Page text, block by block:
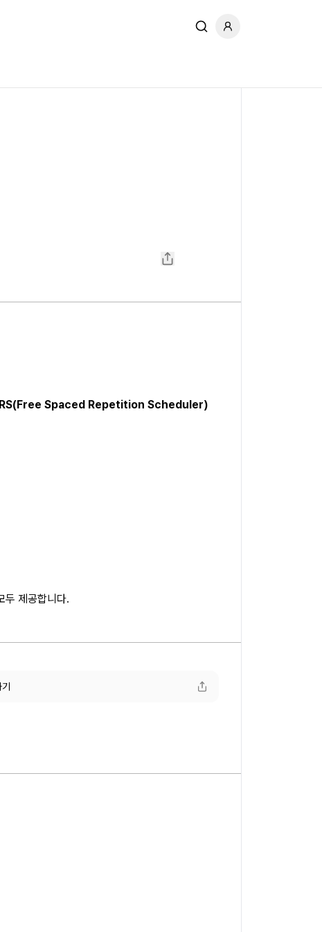
Spaced Repetition Scheduler)
제공합니다.